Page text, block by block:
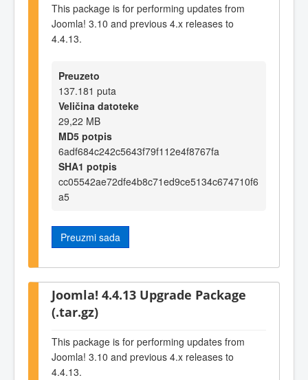
This package is for performing updates from
Joomla! 3.10 and previous 4.x releases to
4.4.13.
Preuzeto
137.181 puta
Veličina datoteke
29,22 MB
MD5 potpis
6adf684c242c5643f79f112e4f8767fa
SHA1 potpis
cc05542ae72dfe4b8c71ed9ce5134c674710f6
a5
Preuzmi sada
Joomla! 4.4.13 Upgrade Package
(.tar.gz)
This package is for performing updates from
Joomla! 3.10 and previous 4.x releases to
4.4.13.